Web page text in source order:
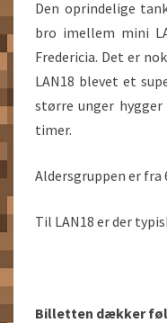
Den oprindelige
bro imellem mini
Fredericia. Det er
LAN18 blevet et
større unger
timer.
Aldersgruppen er fra
Til LAN18 er der
Billetten dækker